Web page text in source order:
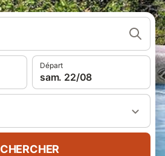
Départ
sam. 22/08
CHERCHER